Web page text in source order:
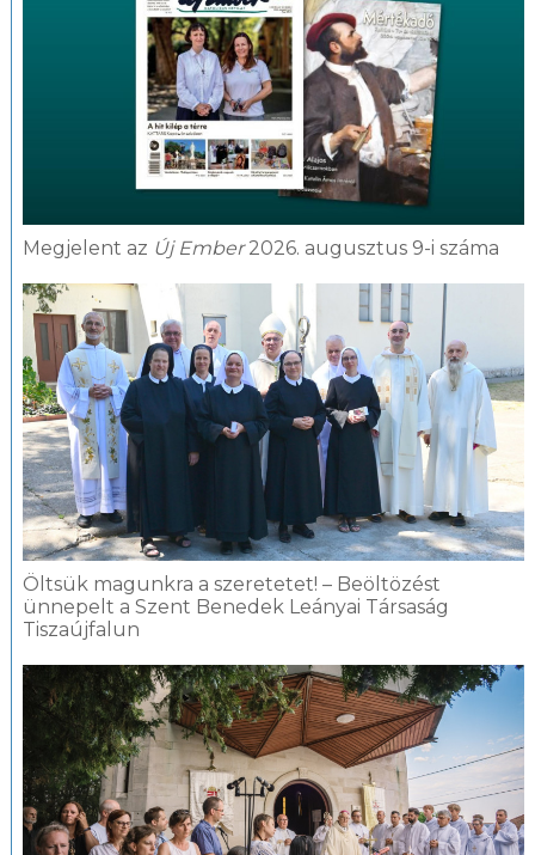
Megjelent az Új Ember2026. augusztus 9-i száma
Öltsük magunkra a szeretetet! – Beöltözést
ünnepelt a Szent Benedek Leányai Társaság
Tiszaújfalun